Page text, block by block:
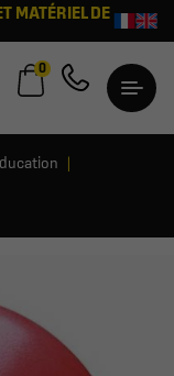
MATÉRIEL DE
0